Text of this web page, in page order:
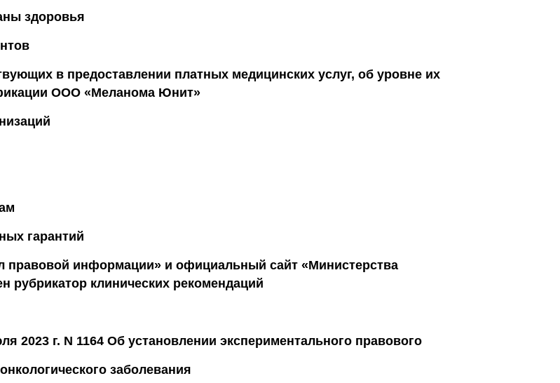
здоровья
в предоставлении платных медицинских услуг, об уровне их
ООО «Меланома Юнит»
гарантий
информации» и официальный сайт «Министерства
рубрикатор клинических рекомендаций
2023 г. N 1164 Об установлении экспериментального правового
заболевания